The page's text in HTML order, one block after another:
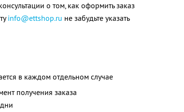
о том, как оформить заказ
info@ettshop.ru не забудьте указать
в каждом отдельном случае
получения заказа